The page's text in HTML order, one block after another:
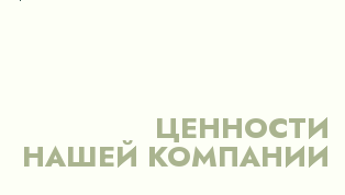
ЦЕННОСТИ
НАШЕЙ КОМПАНИИ